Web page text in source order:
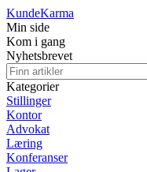
KundeKarma
Min side
Kom i gang
Nyhetsbrevet
Kategorier
Stillinger
Kontor
Advokat
Læring
Konferanser